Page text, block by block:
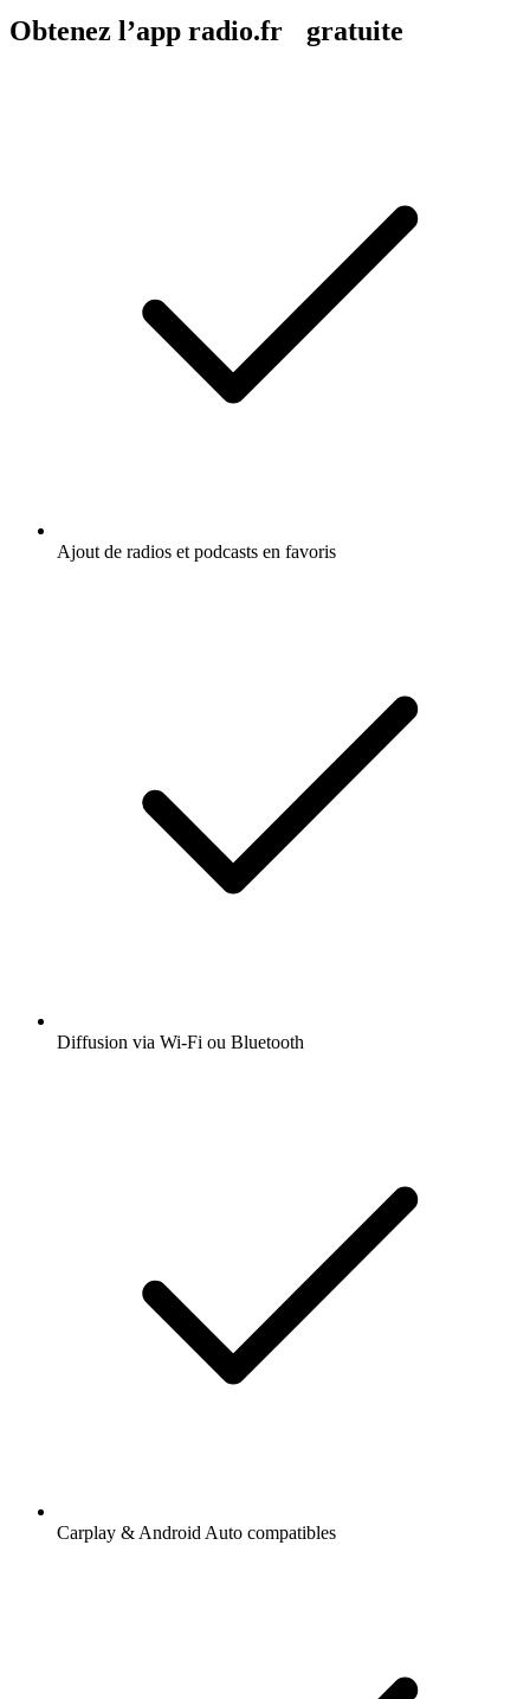
Obtenez l’app radio.fr gratuite
Ajout de radios et podcasts en favoris
Diffusion via Wi-Fi ou Bluetooth
Carplay & Android Auto compatibles